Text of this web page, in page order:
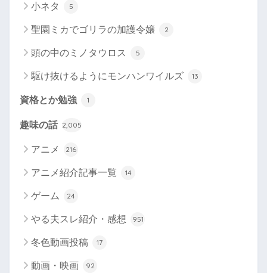
小ネタ 5
聖園ミカでゴリラの加護令嬢 2
頭の中のミノタウロス 5
駆け抜けるようにモンハンワイルズ 13
資格とか勉強 1
趣味の話 2,005
アニメ 216
アニメ紹介記事一覧 14
ゲーム 24
やる夫スレ紹介・感想 951
冬色動画投稿 17
動画・映画 92